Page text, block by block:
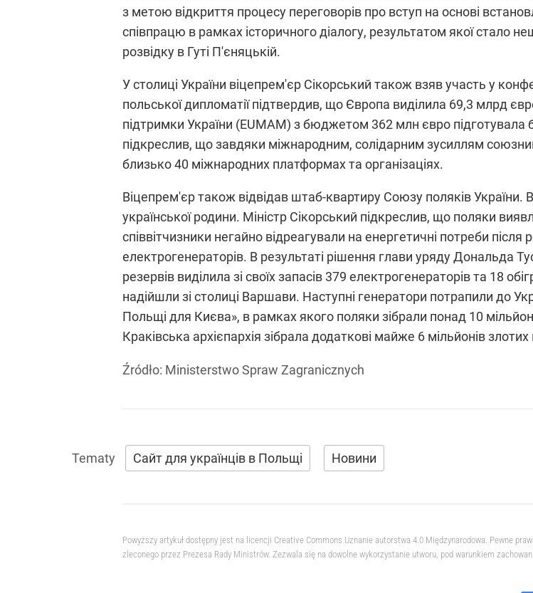
з метою відкриття процесу переговорів про вступ на основі
співпрацю в рамках історичного діалогу, результатом якої стало
розвідку в Гуті П'єняцькій.
У столиці України віцепрем'єр Сікорський також взяв участь у
польської дипломатії підтвердив, що Європа виділила 69,3 млрд
підтримки України (EUMAM) з бюджетом 362 млн євро підготувала
підкреслив, що завдяки міжнародним, солідарним зусиллям
близько 40 міжнародних платформах та організаціях.
Віцепрем'єр також відвідав штаб-квартиру Союзу поляків
української родини. Міністр Сікорський підкреслив, що поляки
співвітчизники негайно відреагували на енергетичні потреби
електрогенераторів. В результаті рішення глави уряду Дональда
резервів виділила зі своїх запасів 379 електрогенераторів та 18
надійшли зі столиці Варшави. Наступні генератори потрапили до
Польщі для Києва», в рамках якого поляки зібрали понад 10
Краківська архієпархія зібрала додаткові майже 6 мільйонів
Źródło: Ministerstwo Spraw Zagranicznych
Сайт для українців в Польщі Новини
Powyższy artykuł dostępny jest na licencji Creative Commons Uznanie autorstwa 4.0 Międzynarodowa. Pewne
zleconego przez Prezesa Rady Ministrów. Zezwala się na dowolne wykorzystanie utworu, pod warunkiem